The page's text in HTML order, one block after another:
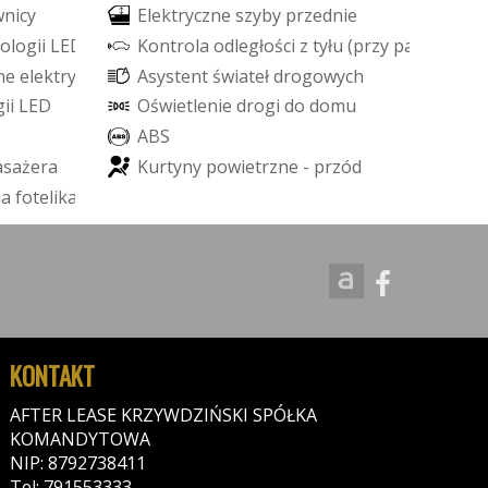
nicy Elektryczne szyby przednie
ologii LED Kontrola odległości z tyłu (przy pa
e elektry e Asystent świateł drogowych
ii LED Oświetlenie drogi do domu
ABS
sażera Kurtyny powietrzne - przód
a fotelika
KONTAKT
AFTER LEASE KRZYWDZIŃSKI SPÓŁKA
KOMANDYTOWA
NIP: 8792738411